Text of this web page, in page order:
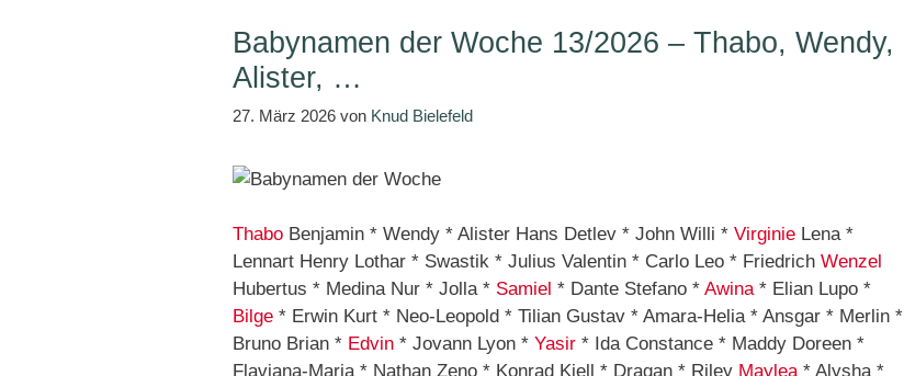
Babynamen der Woche 13/2026 – Thabo, Wendy,
Alister, …
27. März 2026 von Knud Bielefeld
Thabo Benjamin * Wendy * Alister Hans Detlev * John Willi * Virginie Lena *
Lennart Henry Lothar * Swastik * Julius Valentin * Carlo Leo * Friedrich Wenzel
Hubertus * Medina Nur * Jolla * Samiel * Dante Stefano * Awina* Elian Lupo *
Bilge * Erwin Kurt * Neo-Leopold * Tilian Gustav * Amara-Helia * Ansgar * Merlin *
Bruno Brian * Edvin * Jovann Lyon * Yasir * Ida Constance * Maddy Doreen *
Flaviana-Maria * Nathan Zeno * Konrad Kjell * Dragan * Riley Maylea* Alysha *